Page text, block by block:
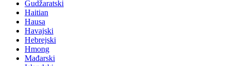
Gudžaratski
Haitian
Hausa
Havajski
Hebrejski
Hmong
Mađarski